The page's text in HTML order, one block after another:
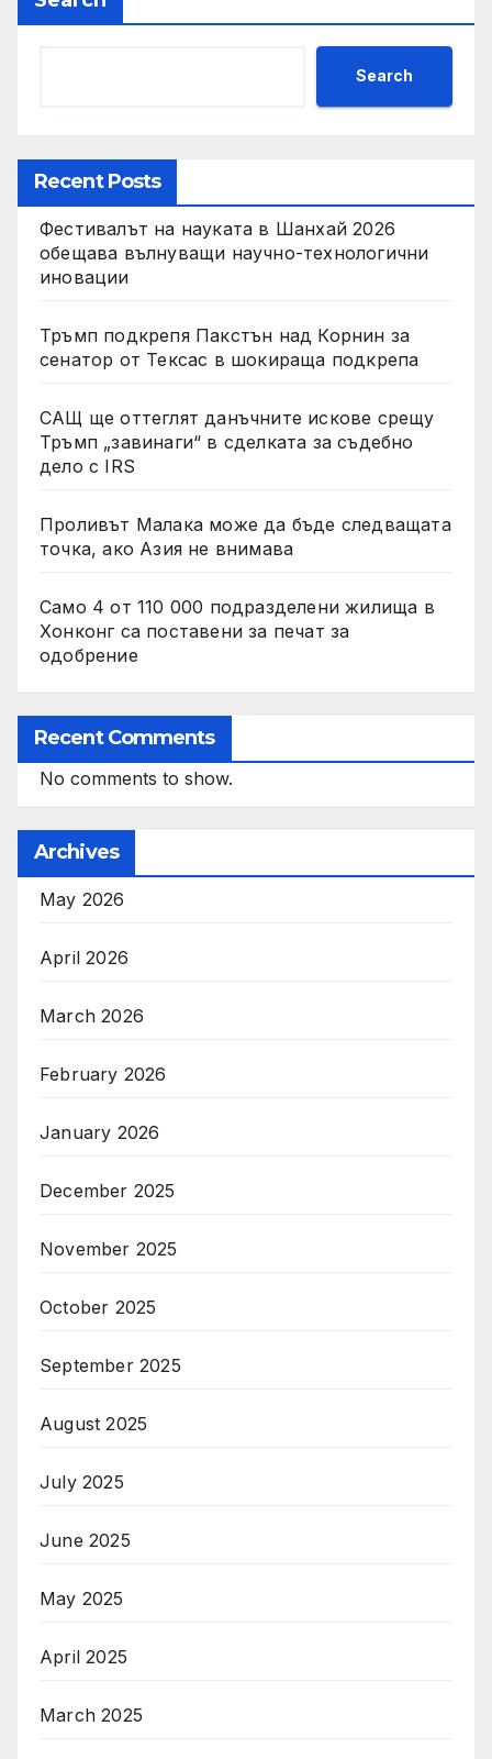
Search
Recent Posts
Фестивалът на науката в Шанхай 2026
обещава вълнуващи научно-технологични
иновации
Тръмп подкрепя Пакстън над Корнин за
сенатор от Тексас в шокираща подкрепа
САЩ ще оттеглят данъчните искове срещу
Тръмп „завинаги“ в сделката за съдебно
дело с IRS
Проливът Малака може да бъде следващата
точка, ако Азия не внимава
Само 4 от 110 000 подразделени жилища в
Хонконг са поставени за печат за
одобрение
Recent Comments
No comments to show.
Archives
May 2026
April 2026
March 2026
February 2026
January 2026
December 2025
November 2025
October 2025
September 2025
August 2025
July 2025
June 2025
May 2025
April 2025
March 2025